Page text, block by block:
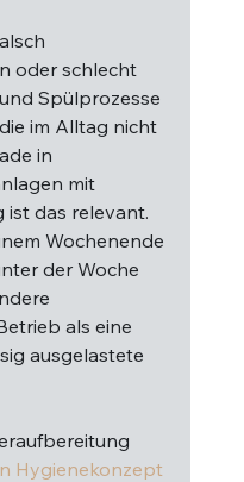
oder schlecht
Spülprozesse
im Alltag nicht
in
mit
ist das relevant.
Wochenende
der Woche
als eine
ausgelastete
Hygienekonzept